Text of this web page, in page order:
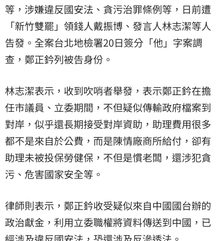
等，涉嫌違反國安法、貪污治罪條例等，日前遭
「新竹雙罷」領錢人戴振博、發言人林志潔等人
告發。全案台北地檢署20日簽分「他」字案調
查，鄭正鈐列被告身份。
林志潔表示，收到吹哨者舉發，表示鄭正鈐在擔
任市議員、立委期間，不但疑似傳輸政府檔案到
對岸，似乎還長期接受對岸資助，助理費用很多
都不是來自於公費，而是陳情廠商所給付，卻有
助理未被投保勞健保，不但是慣老闆，還涉犯貪
污、危害國家安全等。
律師則表示，鄭正鈐收受疑似來自中國國台辦的
政治獻金，利用立委職權將資料傳送到中國，已